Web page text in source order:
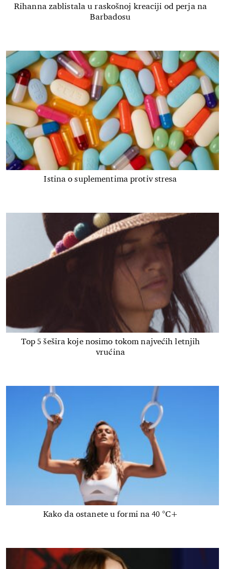
Rihanna zablistala u raskošnoj kreaciji od perja na
Barbadosu
Istina o suplementima protiv stresa
Top 5 šešira koje nosimo tokom najvećih letnjih
vrućina
Kako da ostanete u formi na 40 °C+